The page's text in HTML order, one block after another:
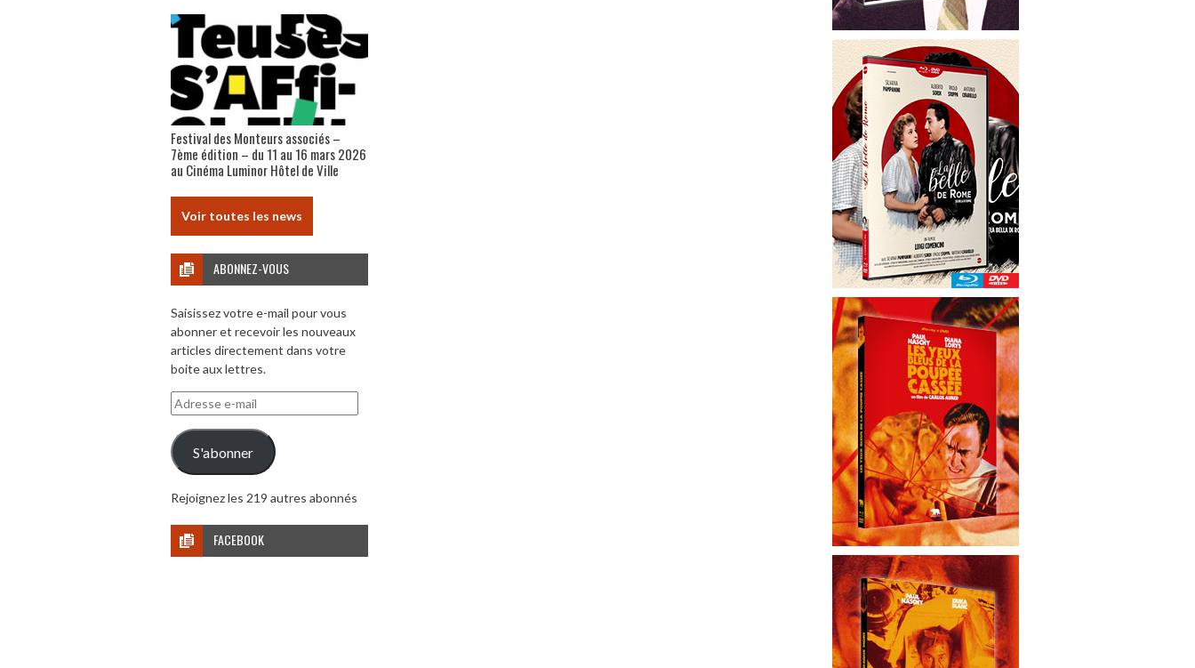
Festival des Monteurs associés –
7ème édition – du 11 au 16 mars 2026
au Cinéma Luminor Hôtel de Ville
Voir toutes les news
ABONNEZ-VOUS
Saisissez votre e-mail pour vous
abonner et recevoir les nouveaux
articles directement dans votre
boite aux lettres.
Adresse
e-
mail
S'abonner
Rejoignez les 219 autres abonnés
FACEBOOK